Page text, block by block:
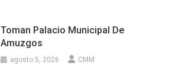
Toman Palacio Municipal De
Amuzgos
agosto 5, 2026 CMM